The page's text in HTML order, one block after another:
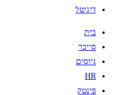
דיגיטל
בית
סייבר
גיוסים
HR
פינטק